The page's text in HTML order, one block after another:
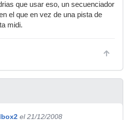
que usar eso, un secuenciador
el que en vez de una pista de
midi.
el 21/12/2008